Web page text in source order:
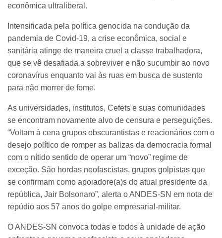
econômica ultraliberal.
Intensificada pela política genocida na condução da
pandemia de Covid-19, a crise econômica, social e
sanitária atinge de maneira cruel a classe trabalhadora,
que se vê desafiada a sobreviver e não sucumbir ao novo
coronavírus enquanto vai às ruas em busca de sustento
para não morrer de fome.
As universidades, institutos, Cefets e suas comunidades
se encontram novamente alvo de censura e perseguições.
“Voltam à cena grupos obscurantistas e reacionários com o
desejo político de romper as balizas da democracia formal
com o nítido sentido de operar um “novo” regime de
exceção. São hordas neofascistas, grupos golpistas que
se confirmam como apoiadore(a)s do atual presidente da
república, Jair Bolsonaro”, alerta o ANDES-SN em nota de
repúdio aos 57 anos do golpe empresarial-militar.
O ANDES-SN convoca todas e todos à unidade de ação